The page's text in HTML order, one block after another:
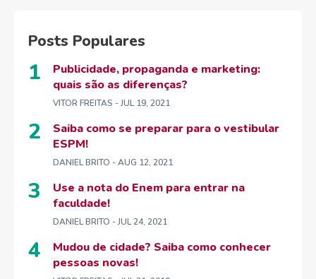
Posts Populares
Publicidade, propaganda e marketing:
quais são as diferenças?
VITOR FREITAS - JUL 19, 2021
Saiba como se preparar para o vestibular
ESPM!
DANIEL BRITO - AUG 12, 2021
Use a nota do Enem para entrar na
faculdade!
DANIEL BRITO - JUL 24, 2021
Mudou de cidade? Saiba como conhecer
pessoas novas!